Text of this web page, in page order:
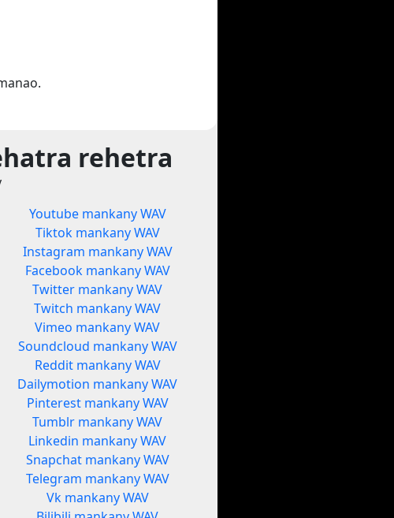
rehetra
Youtube mankany WAV
Tiktok mankany WAV
Instagram mankany WAV
Facebook mankany WAV
Twitter mankany WAV
Twitch mankany WAV
Vimeo mankany WAV
Soundcloud mankany WAV
Reddit mankany WAV
Dailymotion mankany WAV
Pinterest mankany WAV
Tumblr mankany WAV
Linkedin mankany WAV
Snapchat mankany WAV
Telegram mankany WAV
Vk mankany WAV